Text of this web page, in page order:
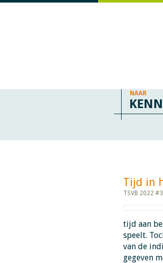
NAAR
Tijd in
TSVB 2022 #3
tijd aan
speelt.
van de
gegeven